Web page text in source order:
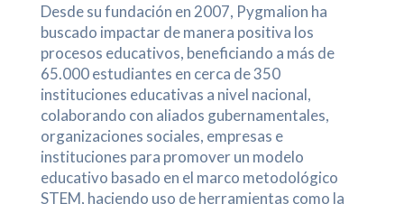
Desde su fundación en 2007, Pygmalion ha
buscado impactar de manera positiva los
procesos educativos, beneficiando a más de
65.000 estudiantes en cerca de 350
instituciones educativas a nivel nacional,
colaborando con aliados gubernamentales,
organizaciones sociales, empresas e
instituciones para promover un modelo
educativo basado en el marco metodológico
STEM, haciendo uso de herramientas como la